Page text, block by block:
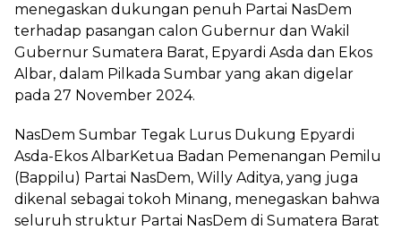
menegaskan dukungan penuh Partai NasDem
terhadap pasangan calon Gubernur dan Wakil
Gubernur Sumatera Barat, Epyardi Asda dan Ekos
Albar, dalam Pilkada Sumbar yang akan digelar
pada 27 November 2024.
NasDem Sumbar Tegak Lurus Dukung Epyardi
Asda-Ekos AlbarKetua Badan Pemenangan Pemilu
(Bappilu) Partai NasDem, Willy Aditya, yang juga
dikenal sebagai tokoh Minang, menegaskan bahwa
seluruh struktur Partai NasDem di Sumatera Barat